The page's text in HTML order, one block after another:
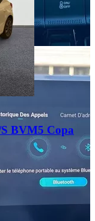
BVM5 Copa